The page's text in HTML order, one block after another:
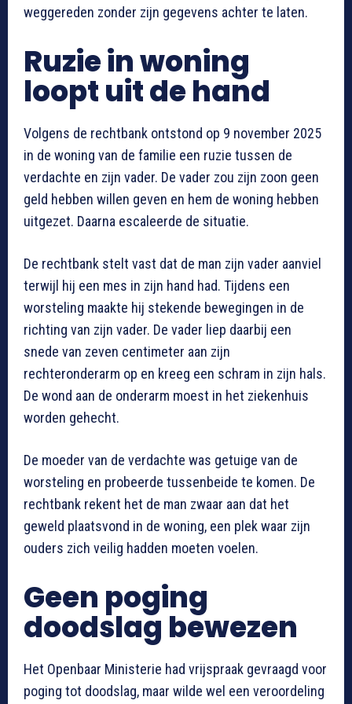
weggereden zonder zijn gegevens achter te laten.
Ruzie in woning
loopt uit de hand
Volgens de rechtbank ontstond op 9 november 2025
in de woning van de familie een ruzie tussen de
verdachte en zijn vader. De vader zou zijn zoon geen
geld hebben willen geven en hem de woning hebben
uitgezet. Daarna escaleerde de situatie.
De rechtbank stelt vast dat de man zijn vader aanviel
terwijl hij een mes in zijn hand had. Tijdens een
worsteling maakte hij stekende bewegingen in de
richting van zijn vader. De vader liep daarbij een
snede van zeven centimeter aan zijn
rechteronderarm op en kreeg een schram in zijn hals.
De wond aan de onderarm moest in het ziekenhuis
worden gehecht.
De moeder van de verdachte was getuige van de
worsteling en probeerde tussenbeide te komen. De
rechtbank rekent het de man zwaar aan dat het
geweld plaatsvond in de woning, een plek waar zijn
ouders zich veilig hadden moeten voelen.
Geen poging
doodslag bewezen
Het Openbaar Ministerie had vrijspraak gevraagd voor
poging tot doodslag, maar wilde wel een veroordeling